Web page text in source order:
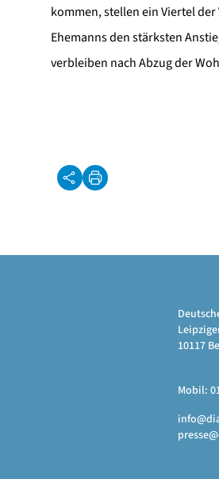
kommen, stellen ein Viertel
Ehemanns den stärksten
verbleiben nach Abzug der
10117
Mobil: